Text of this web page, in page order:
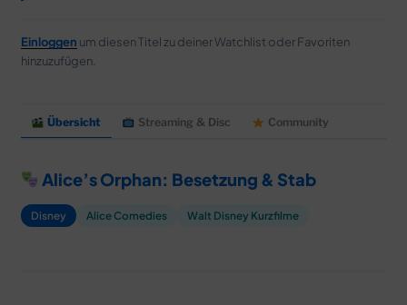
DEALS
Einloggen um diesen Titel zu deiner Watchlist oder Favoriten
hinzuzufügen.
Übersicht Streaming & Disc Community
Alice’s Orphan: Besetzung & Stab
Disney Alice Comedies Walt Disney Kurzfilme